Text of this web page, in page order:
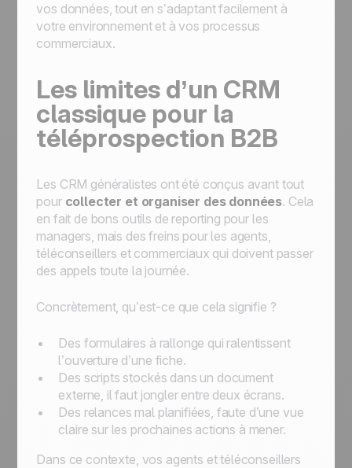
vos données, tout en s’adaptant facilement à
votre environnement et à vos processus
commerciaux.
Les limites d’un CRM
classique pour la
téléprospection B2B
Les CRM généralistes ont été conçus avant tout
pour collecter et organiser des données. Cela
en fait de bons outils de reporting pour les
managers, mais des freins pour les agents,
téléconseillers et commerciaux qui doivent passer
des appels toute la journée.
Concrètement, qu’est-ce que cela signifie ?
Des formulaires à rallonge qui ralentissent
l’ouverture d’une fiche.
Des scripts stockés dans un document
externe, il faut jongler entre deux écrans.
Des relances mal planifiées, faute d’une vue
claire sur les prochaines actions à mener.
Dans ce contexte, vos agents et téléconseillers